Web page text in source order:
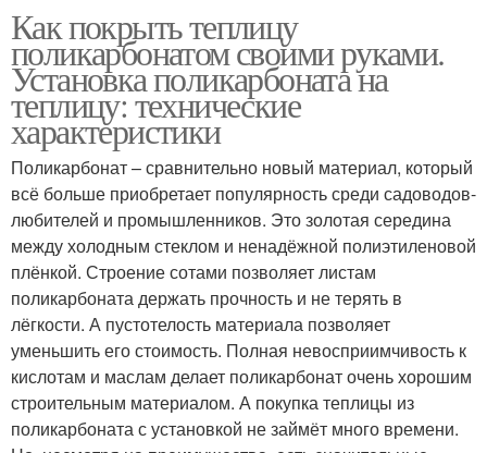
Как покрыть теплицу
поликарбонатом своими руками.
Установка поликарбоната на
теплицу: технические
характеристики
Поликарбонат – сравнительно новый материал, который
всё больше приобретает популярность среди садоводов-
любителей и промышленников. Это золотая середина
между холодным стеклом и ненадёжной полиэтиленовой
плёнкой. Строение сотами позволяет листам
поликарбоната держать прочность и не терять в
лёгкости. А пустотелость материала позволяет
уменьшить его стоимость. Полная невосприимчивость к
кислотам и маслам делает поликарбонат очень хорошим
строительным материалом. А покупка теплицы из
поликарбоната с установкой не займёт много времени.